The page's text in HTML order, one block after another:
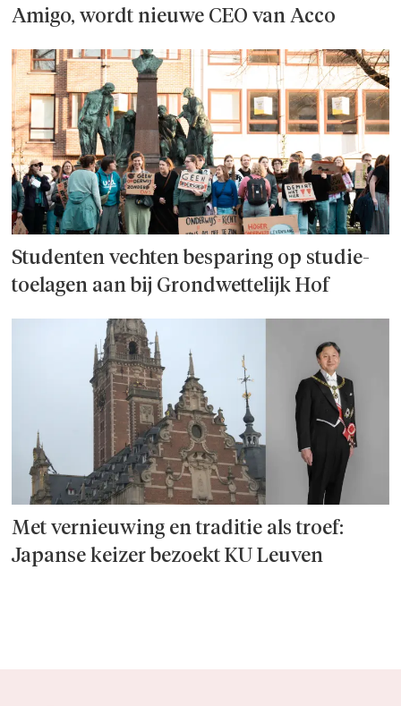
Amigo, wordt nieuwe CEO van Acco
Studenten vechten besparing op studie­
toelagen aan bij Grondwettelijk Hof
Met vernieuwing en traditie als troef:
Japanse keizer bezoekt KU Leuven